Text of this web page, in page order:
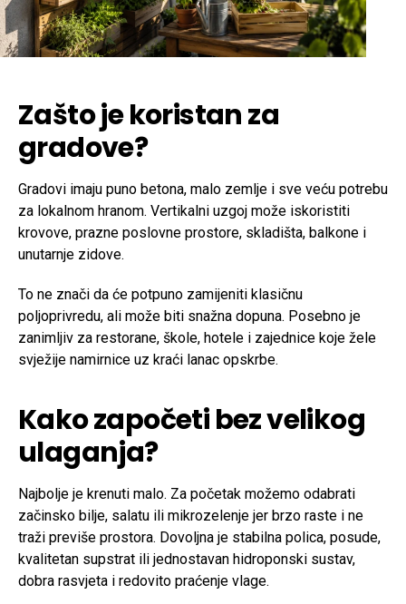
Zašto je koristan za
gradove?
Gradovi imaju puno betona, malo zemlje i sve veću potrebu
za lokalnom hranom. Vertikalni uzgoj može iskoristiti
krovove, prazne poslovne prostore, skladišta, balkone i
unutarnje zidove.
To ne znači da će potpuno zamijeniti klasičnu
poljoprivredu, ali može biti snažna dopuna. Posebno je
zanimljiv za restorane, škole, hotele i zajednice koje žele
svježije namirnice uz kraći lanac opskrbe.
Kako započeti bez velikog
ulaganja?
Najbolje je krenuti malo. Za početak možemo odabrati
začinsko bilje, salatu ili mikrozelenje jer brzo raste i ne
traži previše prostora. Dovoljna je stabilna polica, posude,
kvalitetan supstrat ili jednostavan hidroponski sustav,
dobra rasvjeta i redovito praćenje vlage.